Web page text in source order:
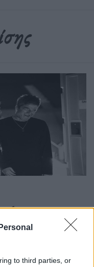
to third parties, or
documentary
των Oasis